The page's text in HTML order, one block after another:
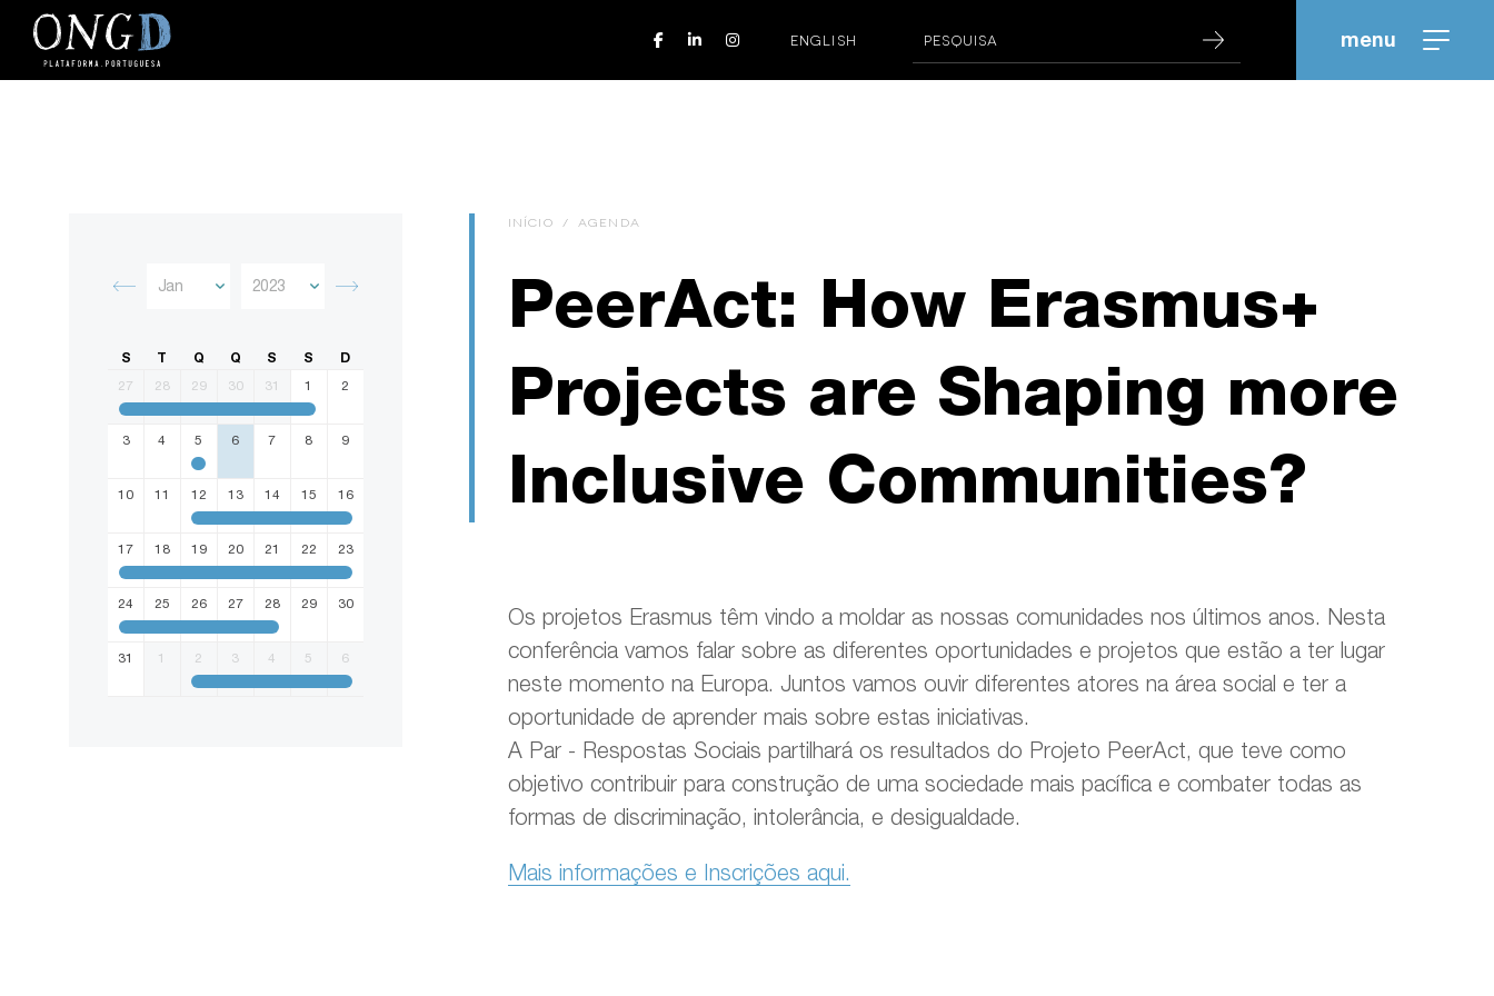
ENGLISH menu
S T Q Q S S D
27 28 29 30 31 1 2
3 4 5 6 7 8 9
10 11 12 13 14 15 16
17 18 19 20 21 22 23
24 25 26 27 28 29 30
31 1 2 3 4 5 6
INÍCIO / AGENDA
PeerAct: How Erasmus+
Projects are Shaping more
Inclusive Communities?
Os projetos Erasmus têm vindo a moldar as nossas comunidades nos últimos anos. Nesta
conferência vamos falar sobre as diferentes oportunidades e projetos que estão a ter lugar
neste momento na Europa. Juntos vamos ouvir diferentes atores na área social e ter a
oportunidade de aprender mais sobre estas iniciativas.
A Par - Respostas Sociais partilhará os resultados do Projeto PeerAct, que teve como
objetivo contribuir para construção de uma sociedade mais pacífica e combater todas as
formas de discriminação, intolerância, e desigualdade.
Mais informações e Inscrições aqui.